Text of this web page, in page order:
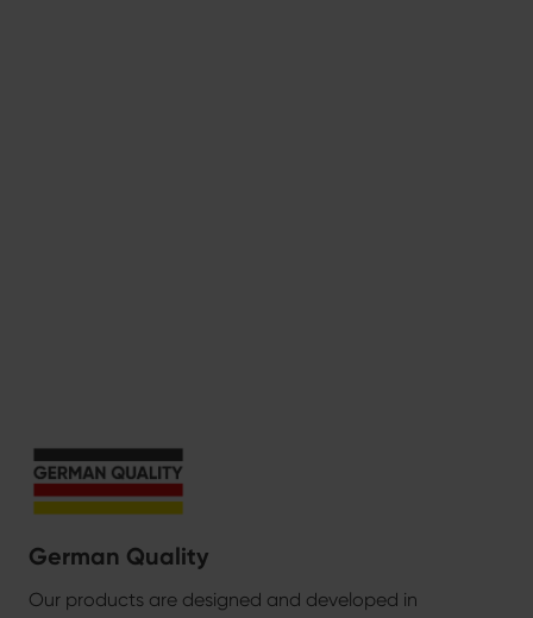
German Quality
Our products are designed and developed in